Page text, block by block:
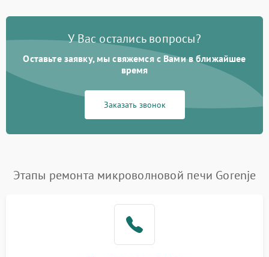
У Вас остались вопросы?
Оставьте заявку, мы свяжемся с Вами в ближайшее
время
Заказать звонок
Этапы ремонта микроволновой печи Gorenje